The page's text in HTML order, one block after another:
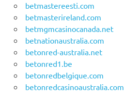
betmastereesti.com
betmasterireland.com
betmgmcasinocanada.net
betnationaustralia.com
betonred-australia.net
betonred1.be
betonredbelgique.com
betonredcasinoaustralia.com